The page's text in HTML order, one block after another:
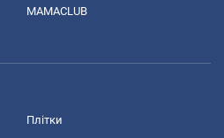
MAMACLUB
Плітки